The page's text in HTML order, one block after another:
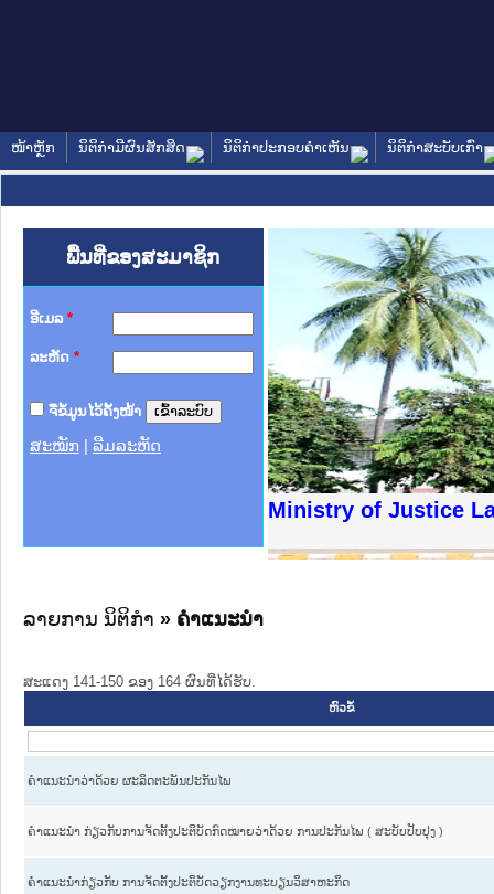
ໜ້າຫຼັກ ນິຕິກໍາມີຜົນສັກສິດ ນິຕິກໍາປະກອບຄໍາເຫັນ ນິຕິກໍາສະບັບເກົ່າ
ພື້ນທີ່ຂອງສະມາຊິກ
ອີເມລ *
ລະຫັດ *
ຈື່ຂໍ້ມູນໄວ້ຄັ້ງໜ້າ
ສະໝັກ ລືມລະຫັດ
Ministry of Justice
າຊົນ ພາກເໜືອ
ການ
ກາງ
ໃຕ້
ຕຳຫຼວດປະຊາຊົນ
ສັນຕິບານປະຊາຊົນ
ກເໜືອ
າຊົນ ພາກກາງ
ລາຍການ ນິຕິກໍາ » ຄໍາແນະນໍາ
ສະແດງ 141-150 ຂອງ 164 ຜົນທີ່ໄດ້ຮັບ.
ຫົວຂໍ້
ຄຳແນະນຳວ່າດ້ວຍ ຜະລິດຕະພັນປະກັນໄພ
ຄຳແນະນຳ ກ່ຽວກັບການຈັດຕັ້ງປະຕິບັດກົດໝາຍວ່າດ້ວຍ ການປະກັນໄພ ( ສະບັບປັບປຸງ )
ຄໍາແນະນໍາກ່ຽວກັບ ການຈັດຕັ້ງປະຕິບັດວຽກງານທະບຽນວິສາຫະກິດ